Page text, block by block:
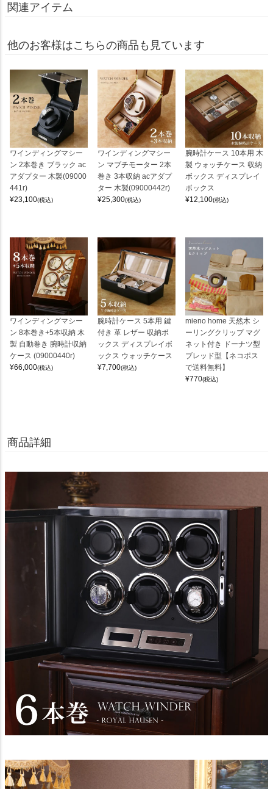
関連アイテム
他のお客様はこちらの商品も見ています
ワインディングマシー
ン 2本巻き ブラック ac
アダプター 木製(09000
441r)
¥23,100(税込)
ワインディングマシー
ン マブチモーター 2本
巻き 3本収納 acアダプ
ター 木製(09000442r)
¥25,300(税込)
腕時計ケース 10本用 木
製 ウォッチケース 収納
ボックス ディスプレイ
ボックス
¥12,100(税込)
ワインディングマシー
ン 8本巻き+5本収納 木
製 自動巻き 腕時計収納
ケース (09000440r)
¥66,000(税込)
腕時計ケース 5本用 鍵
付き 革 レザー 収納ボ
ックス ディスプレイボ
ックス ウォッチケース
¥7,700(税込)
mieno home 天然木 シ
ーリングクリップ マグ
ネット付き ドーナツ型
ブレッド型【ネコポス
で送料無料】
¥770(税込)
商品詳細